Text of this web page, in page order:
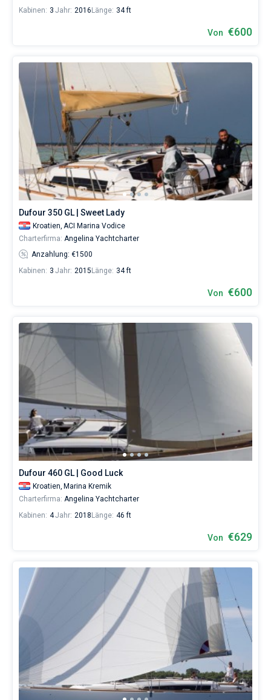
Kabinen: 3 Jahr: 2016 Länge: 34 ft
Von €600
Dufour 350 GL | Sweet Lady
Kroatien, ACI Marina Vodice
Charterfirma: Angelina Yachtcharter
Anzahlung: €1500
Kabinen: 3 Jahr: 2015 Länge: 34 ft
Von €600
Dufour 460 GL | Good Luck
Kroatien, Marina Kremik
Charterfirma: Angelina Yachtcharter
Kabinen: 4Jahr: 2018 Länge: 46 ft
Von €629